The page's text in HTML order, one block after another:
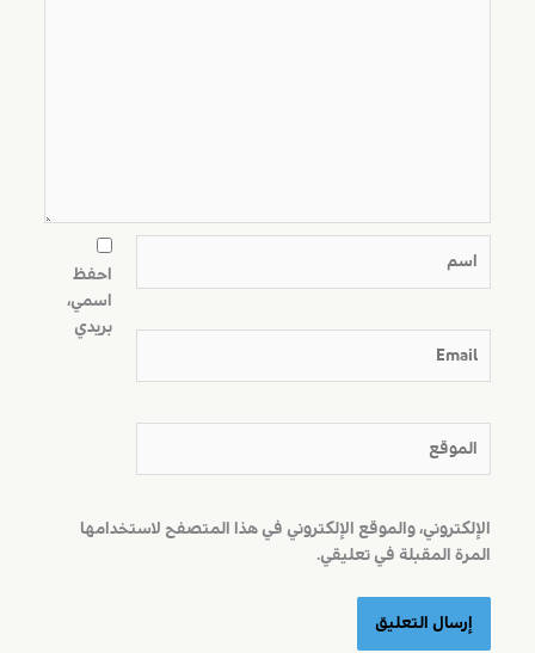
احفظ
اسمي،
بريدي
الإلكتروني، والموقع الإلكتروني في هذا المتصفح لاستخدامها
المرة المقبلة في تعليقي.